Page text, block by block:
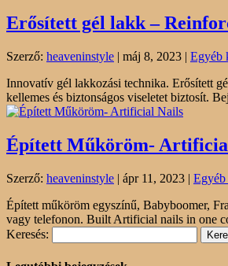
Erősített gél lakk –
Szerző: heaveninstyle | máj 8, 2023 | Egyéb
Innovatív gél lakkozási technika. Erősített
kellemes és biztonságos viseletet biztosít.
Épített Műköröm-
Szerző: heaveninstyle | ápr 11, 2023 | Egyéb
Épített műköröm egyszínű, Babyboomer,
vagy telefonon. Built Artificial nails in one
Keresés: